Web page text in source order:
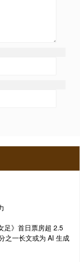
足》首日票房超 2.5
之一长文或为 AI 生成